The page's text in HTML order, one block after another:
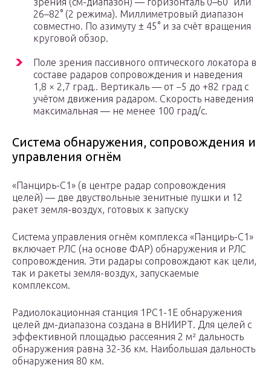
26–82° (2 режима). Миллиметровый диапазон
совместно. По азимуту ± 45° и за счёт вращения
круговой обзор.
Поле зрения пассивного оптического локатора в
составе радаров сопровождения и наведения
1,8 × 2,7 град.. Вертикаль — от −5 до +82 град с
учётом движения радаром. Скорость наведения
максимальная — не менее 100 град/с.
Система обнаружения, сопровождения и
управления огнём
«Панцирь-С1» (в центре радар сопровождения
целей) — две двуствольные зенитные пушки и 12
ракет земля-воздух, готовых к запуску
Система управления огнём комплекса «Панцирь-С1»
включает РЛС (на основе ФАР) обнаружения и РЛС
сопровождения. Эти радары сопровождают как цели,
так и ракеты земля-воздух, запускаемые
комплексом.
Радиолокационная станция 1РС1-1Е обнаружения
целей дм-диапазона создана в ВНИИРТ. Для целей с
эффективной площадью рассеяния 2 м² дальность
обнаружения равна 32-36 км. Наибольшая дальность
обнаружения 80 км.